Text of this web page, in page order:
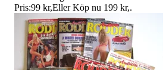
Pris:99 kr,Eller Köp nu 199 kr,.